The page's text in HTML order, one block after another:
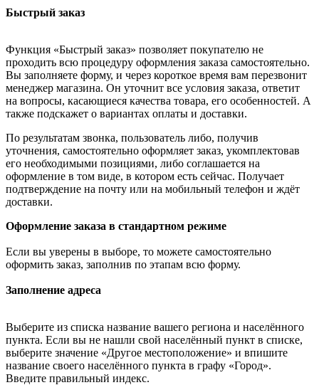
Быстрый заказ
Функция «Быстрый заказ» позволяет покупателю не
проходить всю процедуру оформления заказа самостоятельно.
Вы заполняете форму, и через короткое время вам перезвонит
менеджер магазина. Он уточнит все условия заказа, ответит
на вопросы, касающиеся качества товара, его особенностей. А
также подскажет о вариантах оплаты и доставки.
По результатам звонка, пользователь либо, получив
уточнения, самостоятельно оформляет заказ, укомплектовав
его необходимыми позициями, либо соглашается на
оформление в том виде, в котором есть сейчас. Получает
подтверждение на почту или на мобильный телефон и ждёт
доставки.
Оформление заказа в стандартном режиме
Если вы уверены в выборе, то можете самостоятельно
оформить заказ, заполнив по этапам всю форму.
Заполнение адреса
Выберите из списка название вашего региона и населённого
пункта. Если вы не нашли свой населённый пункт в списке,
выберите значение «Другое местоположение» и впишите
название своего населённого пункта в графу «Город».
Введите правильный индекс.